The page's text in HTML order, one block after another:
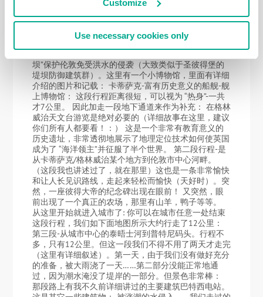
Customize
Use necessary cookies only
简要回顾一下游览信息（从字面上）。对于我来说是一
次美好回忆，也希望你们这段叙述能带给你们快乐：）
第一段路程要从大坝到 卡蒂萨克，关于这段行程这里
坝”保护伦敦免受洪水的侵袭（大致类似于圣彼得堡的
堤坝防御建筑群）。这里有一个小博物馆，里面有详细
介绍的图片和记载： 卡蒂萨克-富有历史意义的船舰-舰
上博物馆： 这段行程距离很短，可以视为 “热身”-一共
才7公里。 因此加走一段地下通道来作为补充： 在格林
威治天文台游览是绝对必要的（详细故事在这里，建议
你们所有人都要看！：） 这是一个非常有教育意义的
历史遗址，非常透彻地展示了地理定位技术如何使英国
成为了 “海洋领主”并征服了半个世界。 第二段行程-是
从卡蒂萨克/格林威治某个地方到伦敦市中心河畔。
（这段我也讲述过了，就在那里）这也是一条非常愉快
和让人长见识路线，走起来轻松而愉快（天好时）。突
然，一座彼得大帝的纪念碑出现在眼前！ 又突然，眼
前出现了一个真正的农场，那里有山羊，鸭子等等。
从这里开始就进入城市了: 你可以在城市任意一处结束
这段行程，我们如下面地图所示大约行走了12公里：
第三段-从城市中心的泰晤士河到普特尼码头。行程不
多，只有12公里。但这一段我们不得不用了两天才走完
（这里有详细叙述）。第一天，由于我们没有做好充分
的准备，被大雨浇了一天……第二部分没能正常地通
过，因为潮水淹没了堤岸的一部分。但景色非常棒：
那段路上有我不久前详细讲过的主要建筑巴特西电站。